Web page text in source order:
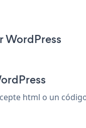
WordPress
html o un